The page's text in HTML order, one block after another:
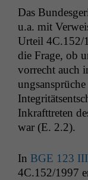
Das
u.a. mit
Urteil 4C.152/
die Frage, ob
vor­recht auch
Inkraft­treten
war (E. 2.2).
In BGE 123 III
4C.152/1997